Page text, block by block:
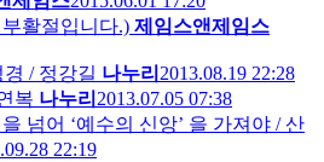
부활절입니다.) 제임스앤제임스
/ 정강길 나누리 2013.08.19 22:28
복 나누리 2013.07.05 07:38
넘어 ‘예수의 신앙’ 을 가져야 / 산
22:19